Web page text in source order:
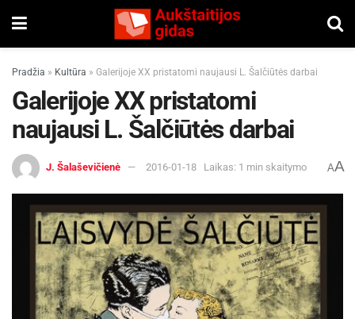
Pradžia » Kultūra » Galerijoje XX pristatomi naujausi L. Šalčiūtės darbai
Galerijoje XX pristatomi
naujausi L. Šalčiūtės darbai
J. Šalaševičienė 2016-01-18 Laikas: 1 min skaitymo AA